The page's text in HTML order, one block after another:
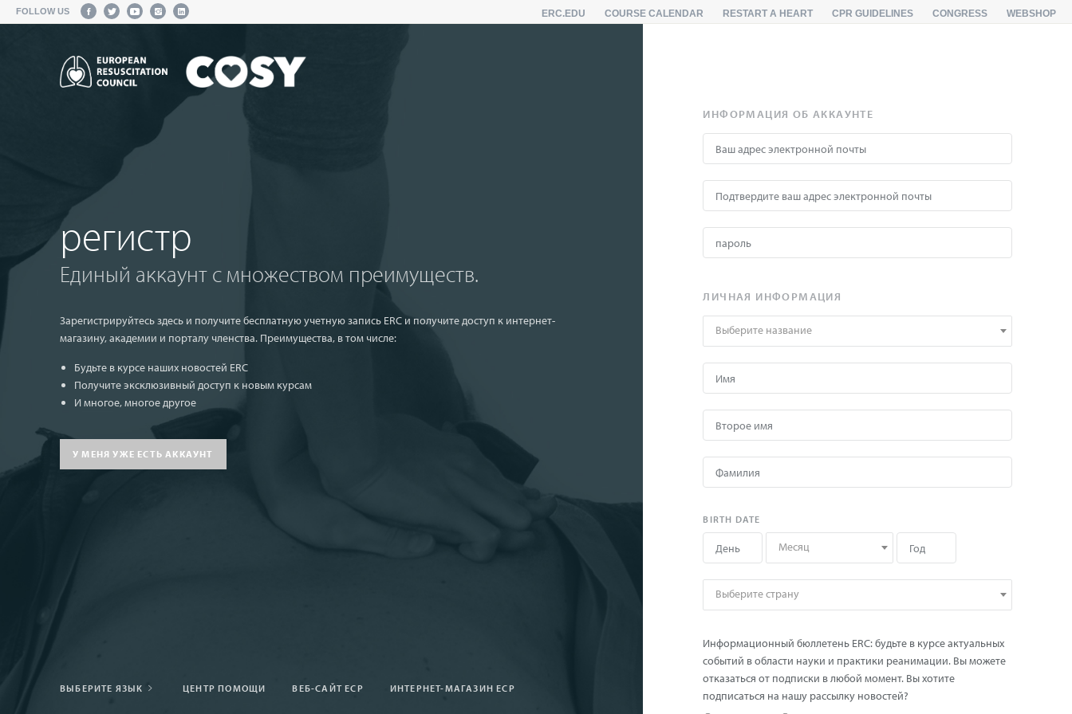
FOLLOW US ERC.EDU COURSE CALENDAR RESTART A HEART CPR GUIDELINES CONGRESS WEBSHOP
регистр
Единый аккаунт с множеством преимуществ.
Зарегистрируйтесь здесь и получите бесплатную учетную запись ERC и получите доступ к интернет-
магазину, академии и порталу членства. Преимущества, в том числе:
Будьте в курсе наших новостей ERC
Получите эксклюзивный доступ к новым курсам
И многое, многое другое
У МЕНЯ УЖЕ ЕСТЬ АККАУНТ
ВЫБЕРИТЕ ЯЗЫК ЦЕНТР ПОМОЩИ ВЕБ-САЙТ ЕСР ИНТЕРНЕТ-МАГАЗИН ЕСР
ИНФОРМАЦИЯ ОБ АККАУНТЕ
ЛИЧНАЯ ИНФОРМАЦИЯ
Выберите название
BIRTH DATE
Месяц
Выберите страну
Информационный бюллетень ERC: будьте в курсе актуальных
событий в области науки и практики реанимации. Вы можете
отказаться от подписки в любой момент. Вы хотите
подписаться на нашу рассылку новостей?